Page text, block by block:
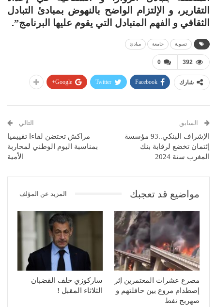
التقارير، و الإلتزام الواضح بالنهوض بمبادئ التبادل
الثقافي و الفهم المتبادل التي يقوم عليها البرنامج”.
تسوية جامعة مبادئ
0 392
شارك Facebook
Twitter
Google+
السابق
الإشراف البنكي..93 مؤسسة
إئتمان تخضع لرقابة بنك
المغرب سنة 2024
التالي
مراكش تحتضن لقاءا تقييميا
بمناسبة اليوم الوطني لمحاربة
الأمية
مواضيع قد تعجبك المزيد عن المؤلف
مصرع عشرات المعتمرين إثر
إصطدام مروع بين حافلتهم و
صهريج نفط
ساركوزي خلف القضبان
الثلاثاء المقبل !